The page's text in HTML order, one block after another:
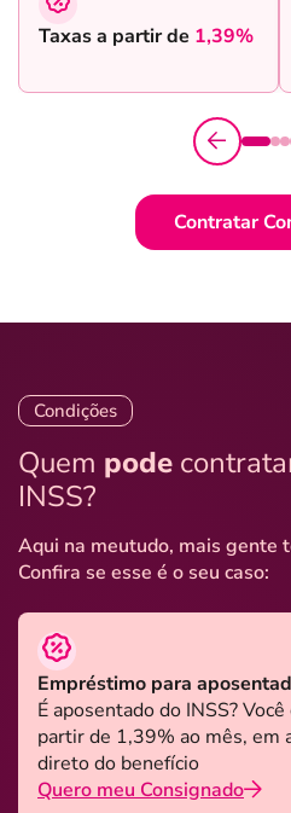
Taxas a partir de 1,39%
Contratar
Condições
Quem pode
INSS?
Aqui na meutudo, mais gente
Confira se esse é o seu caso:
Empréstimo para
É aposentado do INSS?
partir de 1,39% ao mês, em
direto do benefício
Quero meu Consignado